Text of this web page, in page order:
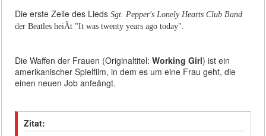
Die erste Zeile des LiedsSgt. Pepper's Lonely Hearts Club Band
der Beatles heiÃt "It was twenty years ago today".
Die Waffen der Frauen (Originaltitel: Working Girl) ist ein
amerikanischer Spielfilm, in dem es um eine Frau geht, die
einen neuen Job anfeängt.
Zitat: